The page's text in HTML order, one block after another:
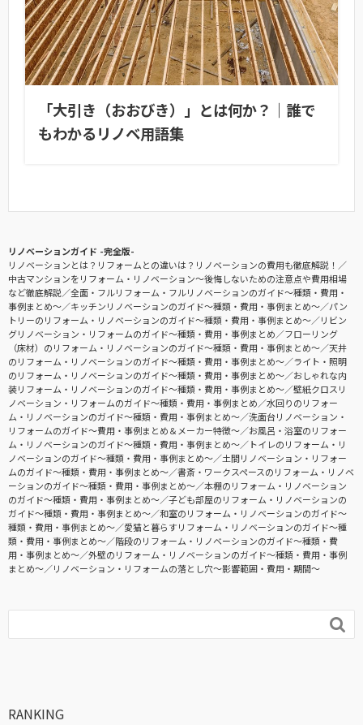
「大引き（おおびき）」とは何か？｜誰で
もわかるリノベ用語集
リノベーションガイド -完全版-
リノベーションとは？リフォームとの違いは？リノベーションの費用も徹底解説！
中古マンションをリフォーム・リノベーション〜後悔しないための注意点や費用相場
など徹底解説
全面・フルリフォーム・フルリノベーションのガイド〜種類・費用・
事例まとめ〜
キッチンリノベーションのガイド〜種類・費用・事例まとめ〜
パン
トリーのリフォーム・リノベーションのガイド〜種類・費用・事例まとめ〜
リビン
グリノベーション・リフォームのガイド〜種類・費用・事例まとめ
フローリング
（床材）のリフォーム・リノベーションのガイド〜種類・費用・事例まとめ〜
天井
のリフォーム・リノベーションのガイド〜種類・費用・事例まとめ〜
ライト・照明
のリフォーム・リノベーションのガイド〜種類・費用・事例まとめ〜
おしゃれな内
装リフォーム・リノベーションのガイド〜種類・費用・事例まとめ〜
壁紙クロスリ
ノベーション・リフォームのガイド〜種類・費用・事例まとめ
水回りのリフォー
ム・リノベーションのガイド〜種類・費用・事例まとめ〜
洗面台リノベーション・
リフォームのガイド〜費用・事例まとめ＆メーカー特徴〜
お風呂・浴室のリフォー
ム・リノベーションのガイド〜種類・費用・事例まとめ〜
トイレのリフォーム・リ
ノベーションのガイド〜種類・費用・事例まとめ〜
土間リノベーション・リフォー
ムのガイド〜種類・費用・事例まとめ〜
書斎・ワークスペースのリフォーム・リノベ
ーションのガイド〜種類・費用・事例まとめ〜
本棚のリフォーム・リノベーション
のガイド〜種類・費用・事例まとめ〜
子ども部屋のリフォーム・リノベーションの
ガイド〜種類・費用・事例まとめ〜
和室のリフォーム・リノベーションのガイド〜
種類・費用・事例まとめ〜
愛猫と暮らすリフォーム・リノベーションのガイド〜種
類・費用・事例まとめ〜
階段のリフォーム・リノベーションのガイド〜種類・費
用・事例まとめ〜
外壁のリフォーム・リノベーションのガイド〜種類・費用・事例
まとめ〜
リノベーション・リフォームの落とし穴～影響範囲・費用・期間～

RANKING